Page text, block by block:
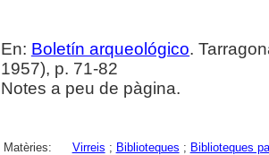
En: Boletín arqueológico.
1957), p. 71-82
Notes a peu de pàgina.
Matèries: Virreis ; Biblioteques ; Biblioteques